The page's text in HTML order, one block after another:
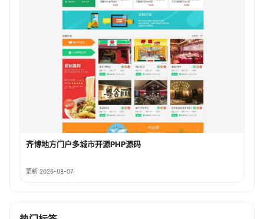
齐博地方门户多城市开源PHP源码
更新 2026-08-07